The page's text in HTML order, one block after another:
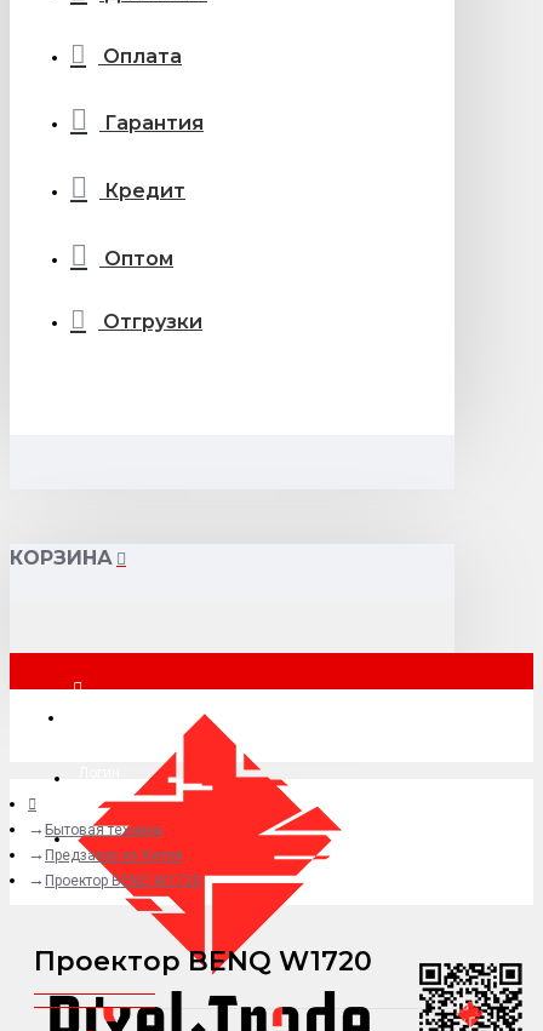
Оплата
Гарантия
Кредит
Оптом
Отгрузки
КОРЗИНА
+7 (495) 015-41-41
Бытовая техника
Предзаказ из Китая
Проектор BENQ W1720
Проектор BENQ W1720